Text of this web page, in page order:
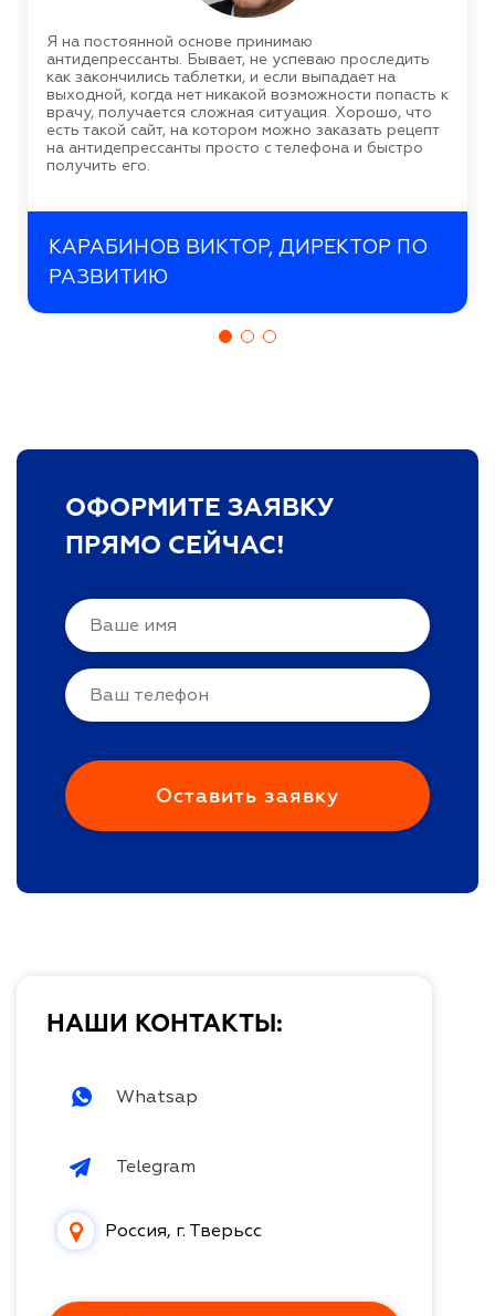
Я на постоянной основе принимаю
антидепрессанты. Бывает, не успеваю проследить
как закончились таблетки, и если выпадает на
выходной, когда нет никакой возможности попасть к
врачу, получается сложная ситуация. Хорошо, что
есть такой сайт, на котором можно заказать рецепт
на антидепрессанты просто с телефона и быстро
получить его.
КАРАБИНОВ ВИКТОР, ДИРЕКТОР ПО
РАЗВИТИЮ
ОФОРМИТЕ ЗАЯВКУ
ПРЯМО СЕЙЧАС!
НАШИ КОНТАКТЫ:
Whatsap
Telegram
Россия, г. Тверьcc